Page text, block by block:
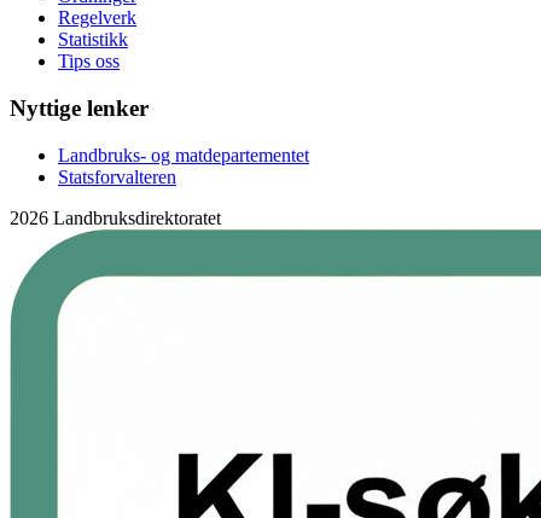
Regelverk
Statistikk
Tips oss
Nyttige lenker
Landbruks- og matdepartementet
Statsforvalteren
2026 Landbruksdirektoratet